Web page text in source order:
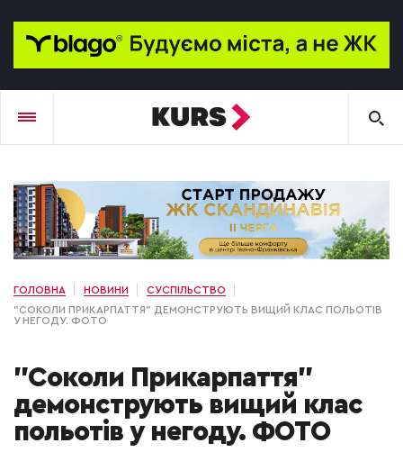
ГОЛОВНА НОВИНИ
СУСПІЛЬСТВО
"СОКОЛИ ПРИКАРПАТТЯ" ДЕМОНСТРУЮТЬ ВИЩИЙ КЛАС ПОЛЬОТІВ
У НЕГОДУ. ФОТО
"Соколи Прикарпаття"
демонструють вищий клас
польотів у негоду. ФОТО